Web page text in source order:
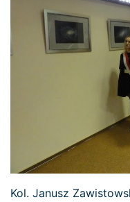
Kol. Janusz